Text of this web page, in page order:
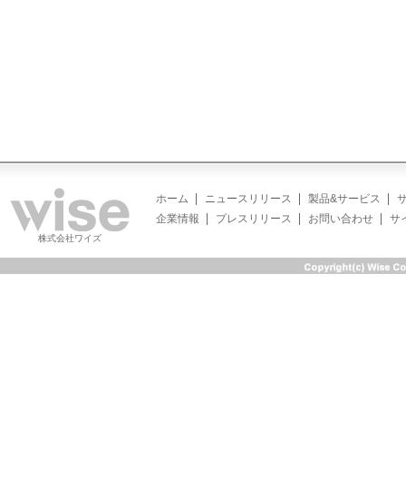
株式会社ワイズ
ホーム ニュースリリース 製品&サービス
企業情報
プレスリリース お問い合わせ サ